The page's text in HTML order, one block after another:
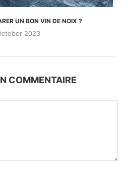
UN BON VIN DE NOIX ?
2023
COMMENTAIRE